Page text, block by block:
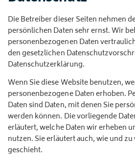
Die Betreiber dieser Seiten nehmen
persönlichen Daten sehr ernst. Wir
personenbezogenen Daten
den gesetzlichen
Datenschutzerklärung.
Wenn Sie diese Website benutzen,
personenbezogene Daten erhoben.
Daten sind Daten, mit denen Sie
werden können. Die vorliegende
erläutert, welche Daten wir erheben
nutzen. Sie erläutert auch, wie und
geschieht.